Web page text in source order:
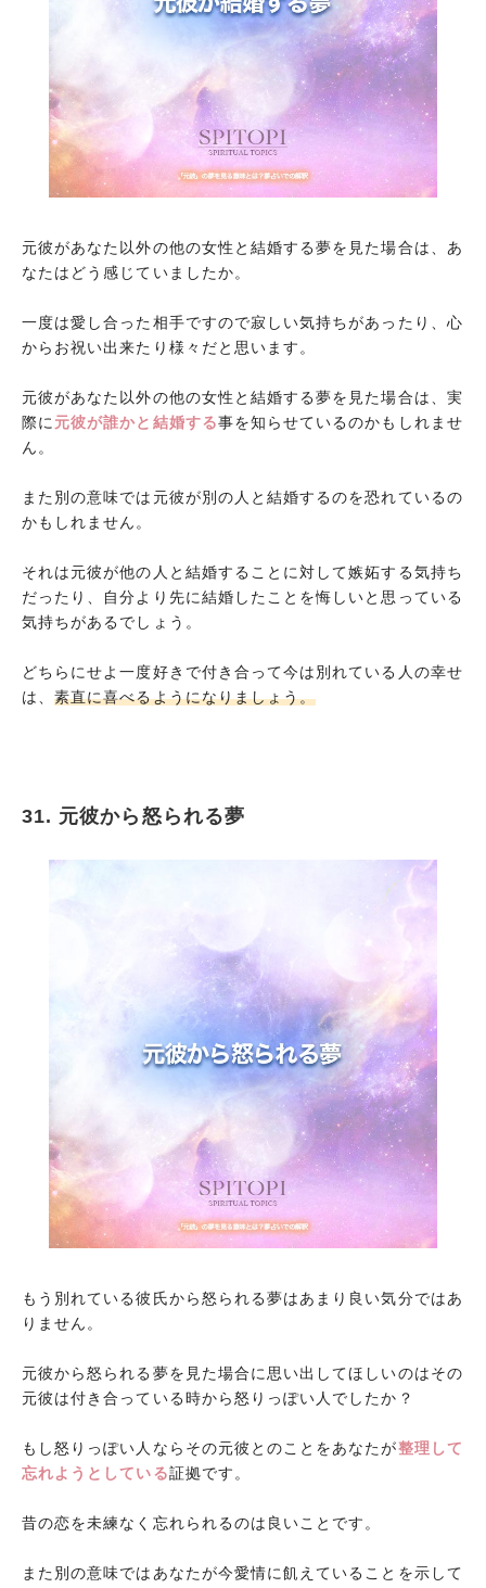
元彼が倒れる夢
元彼があなた以外の他の女性と結婚する夢を見た場合は、あ
なたはどう感じていましたか。
一度は愛し合った相手ですので寂しい気持ちがあったり、心
からお祝い出来たり様々だと思います。
元彼があなた以外の他の女性と結婚する夢を見た場合は、実
際に 元彼が誰かと結婚する事を知らせているのかもしれませ
ん。
また別の意味では元彼が別の人と結婚するのを恐れているの
かもしれません。
それは元彼が他の人と結婚することに対して嫉妬する気持ち
だったり、自分より先に結婚したことを悔しいと思っている
気持ちがあるでしょう。
どちらにせよ一度好きで付き合って今は別れている人の幸せ
は、素直に喜べるようになりましょう。
31. 元彼から怒られる夢
もう別れている彼氏から怒られる夢はあまり良い気分ではあ
りません。
元彼から怒られる夢を見た場合に思い出してほしいのはその
元彼は付き合っている時から怒りっぽい人でしたか？
もし怒りっぽい人ならその元彼とのことをあなたが整理して
忘れようとしている証拠です。
昔の恋を未練なく忘れられるのは良いことです。
また別の意味ではあなたが今愛情に飢えていることを示して